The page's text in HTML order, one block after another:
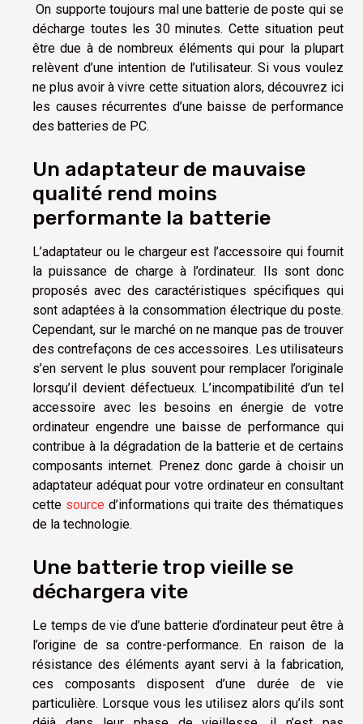
On supporte toujours mal une batterie de poste qui se
décharge toutes les 30 minutes. Cette situation peut
être due à de nombreux éléments qui pour la plupart
relèvent d’une intention de l’utilisateur. Si vous voulez
ne plus avoir à vivre cette situation alors, découvrez ici
les causes récurrentes d’une baisse de performance
des batteries de PC.
Un adaptateur de mauvaise
qualité rend moins
performante la batterie
L’adaptateur ou le chargeur est l’accessoire qui fournit
la puissance de charge à l’ordinateur. Ils sont donc
proposés avec des caractéristiques spécifiques qui
sont adaptées à la consommation électrique du poste.
Cependant, sur le marché on ne manque pas de trouver
des contrefaçons de ces accessoires. Les utilisateurs
s’en servent le plus souvent pour remplacer l’originale
lorsqu’il devient défectueux. L’incompatibilité d’un tel
accessoire avec les besoins en énergie de votre
ordinateur engendre une baisse de performance qui
contribue à la dégradation de la batterie et de certains
composants internet. Prenez donc garde à choisir un
adaptateur adéquat pour votre ordinateur en consultant
cette source d’informations qui traite des thématiques
de la technologie.
Une batterie trop vieille se
déchargera vite
Le temps de vie d’une batterie d’ordinateur peut être à
l’origine de sa contre-performance. En raison de la
résistance des éléments ayant servi à la fabrication,
ces composants disposent d’une durée de vie
particulière. Lorsque vous les utilisez alors qu’ils sont